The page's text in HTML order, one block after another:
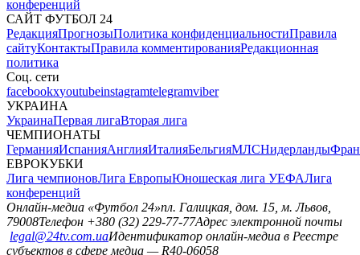
конференций
САЙТ ФУТБОЛ 24
РедакцияПрогнозыПолитика конфиденциальностиПравила
сайтуКонтактыПравила комментированияРедакционная
политика
Соц. сети
facebookxyoutubeinstagramtelegramviber
УКРАИНА
УкраинаПервая лигаВторая лига
ЧЕМПИОНАТЫ
ГерманияИспанияАнглияИталияБельгияМЛСНидерланды
ЕВРОКУБКИ
Лига чемпионовЛига ЕвропыЮношеская лига УЕФАЛига
конференций
Онлайн-медиа «Футбол 24»пл. Галицкая, дом. 15, м. Львов,
79008Телефон +380 (32) 229-77-77Адрес электронной почты
legal@24tv.com.uaИдентификатор онлайн-медиа в Реестре
субъектов в сфере медиа — R40-06058